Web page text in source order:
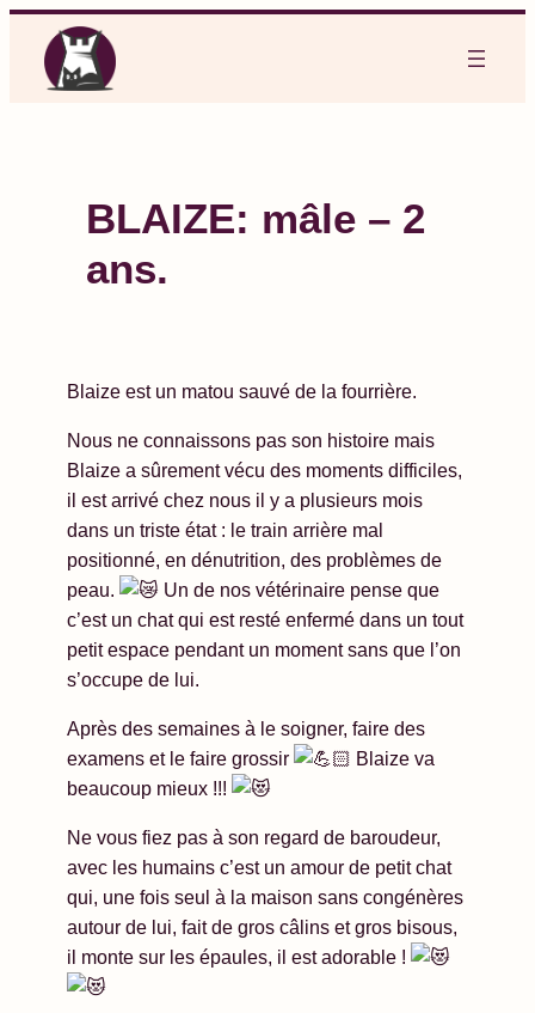
contenu
BLAIZE: mâle – 2
ans.
Blaize est un matou sauvé de la fourrière.
Nous ne connaissons pas son histoire mais
Blaize a sûrement vécu des moments difficiles,
il est arrivé chez nous il y a plusieurs mois
dans un triste état : le train arrière mal
positionné, en dénutrition, des problèmes de
peau.
Un de nos vétérinaire pense que
c’est un chat qui est resté enfermé dans un tout
petit espace pendant un moment sans que l’on
s’occupe de lui.
Après des semaines à le soigner, faire des
examens et le faire grossir
Blaize va
beaucoup mieux !!!
Ne vous fiez pas à son regard de baroudeur,
avec les humains c’est un amour de petit chat
qui, une fois seul à la maison sans congénères
autour de lui, fait de gros câlins et gros bisous,
il monte sur les épaules, il est adorable !